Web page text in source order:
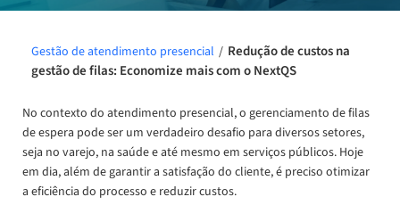
Gestão de atendimento presencial / Redução de custos na
gestão de filas: Economize mais com o NextQS
No contexto do atendimento presencial, o gerenciamento de filas
de espera pode ser um verdadeiro desafio para diversos setores,
seja no varejo, na saúde e até mesmo em serviços públicos. Hoje
em dia, além de garantir a satisfação do cliente, é preciso otimizar
a eficiência do processo e reduzir custos.